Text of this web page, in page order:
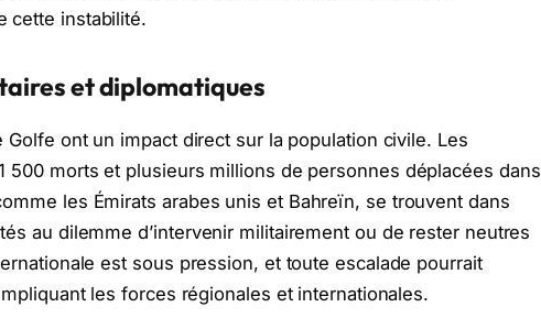
cette instabilité.
et diplomatiques
ont un impact direct sur la population civile. Les
500 morts et plusieurs millions de personnes déplacées dans
les Émirats arabes unis et Bahreïn, se trouvent dans
au dilemme d’intervenir militairement ou de rester neutres
est sous pression, et toute escalade pourrait
les forces régionales et internationales.